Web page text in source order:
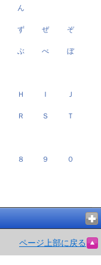
ん
ず ぜ ぞ
ぶ べ ぼ
Ｈ Ｉ Ｊ
Ｒ Ｓ Ｔ
８ ９ ０
ページ上部に戻る